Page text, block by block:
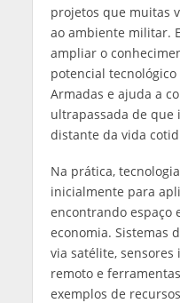
projetos que muitas
ao ambiente militar.
ampliar o
potencial
Armadas e ajuda a
ultrapassada de que
distante da vida
Na prática,
inicialmente para
encontrando espaço
economia. Sistemas
via satélite,
remoto e
exemplos de